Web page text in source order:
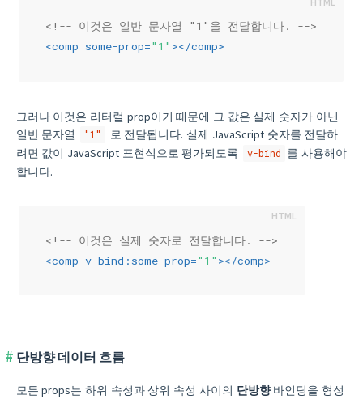
<!-- 이것은 일반 문자열 "1"을 전달합니다. -->
<comp some-prop="1" ></comp>
그러나 이것은 리터럴 prop이기 때문에 그 값은 실제 숫자가 아닌
일반 문자열
"1"
로 전달됩니다. 실제 JavaScript 숫자를 전달하
려면 값이 JavaScript 표현식으로 평가되도록
v-bind 를 사용해야
합니다.
<!-- 이것은 실제 숫자로 전달합니다. -->
<comp v-bind:some-prop="1" ></comp>
단방향 데이터 흐름
모든 props는 하위 속성과 상위 속성 사이의 단방향바인딩을 형성